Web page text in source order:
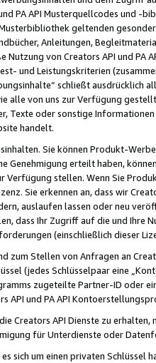
PA API Musterquellcodes und
geltenden
Anleitungen,
Nutzung von Creators API und PA
und Leistungskriterien
schließt ausdrücklich
alle von uns zur Verfügung
Texte oder sonstige
handelt.
Sie können Produkt-
Genehmigung erteilt haben,
Verfügung stellen. Wenn Sie
Sie erkennen an, dass wir
auslaufen lassen oder neu
dass Ihr Zugriff auf die und Ihre
(einschließlich dieser
zum Stellen von Anfragen an
(jedes Schlüsselpaar eine
zugeteilte Partner-ID oder
API und PA API
Creators API Dienste zu
für Unterdienste oder
sich um einen privaten